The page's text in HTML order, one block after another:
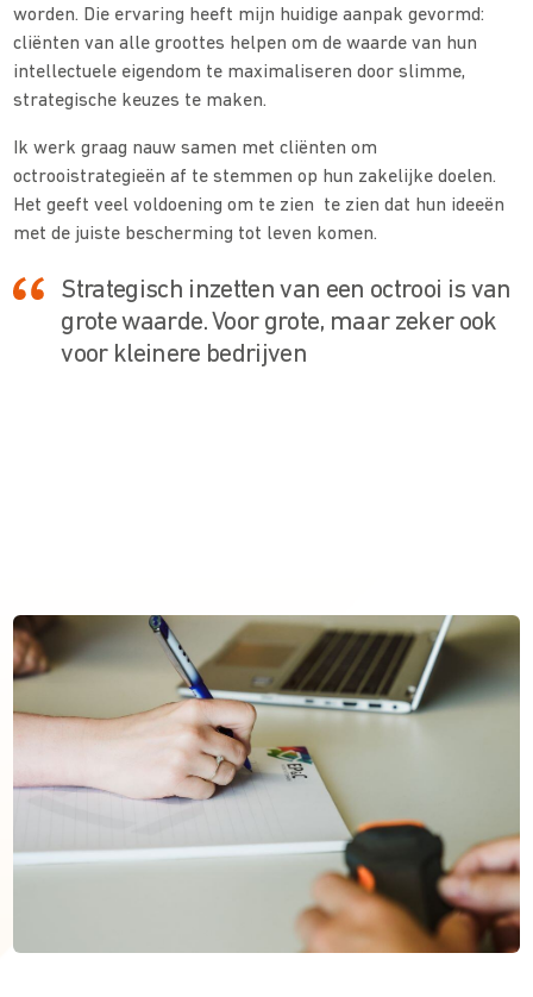
worden. Die ervaring heeft mijn huidige aanpak gevormd:
cliënten van alle groottes helpen om de waarde van hun
intellectuele eigendom te maximaliseren door slimme,
strategische keuzes te maken.
Ik werk graag nauw samen met cliënten om
octrooistrategieën af te stemmen op hun zakelijke doelen.
Het geeft veel voldoening om te zien te zien dat hun ideeën
met de juiste bescherming tot leven komen.
Strategisch inzetten van een octrooi is van
grote waarde. Voor grote, maar zeker ook
voor kleinere bedrijven